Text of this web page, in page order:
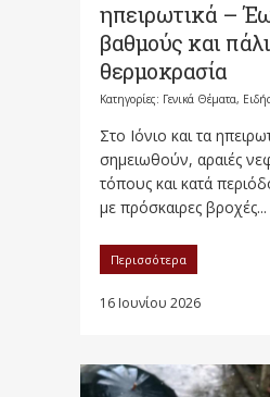
ηπειρωτικά –
βαθμούς και
θερμοκρασία
Κατηγορίες: Γενικά Θέματα,
Στο Ιόνιο και τα
σημειωθούν, αραιές
τόπους και κατά
με πρόσκαιρες βροχές...
Περισσότερα
16 Ιουνίου 2026